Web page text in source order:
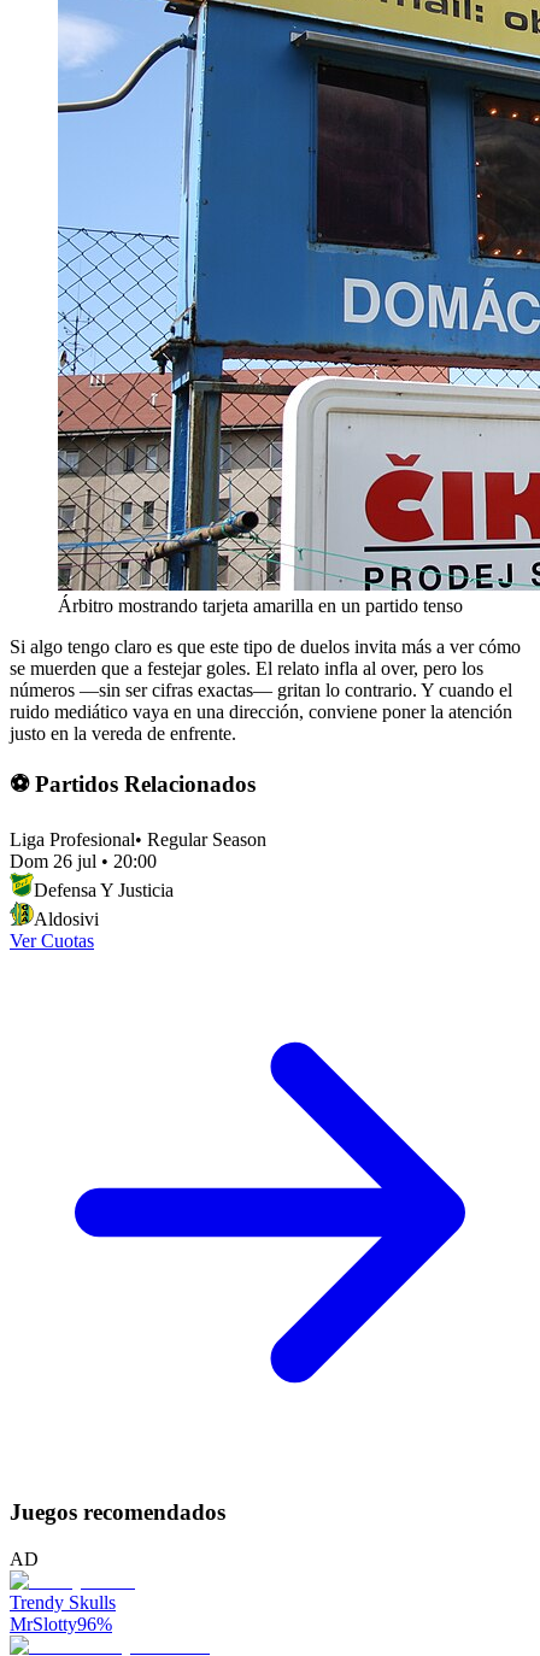
Árbitro mostrando tarjeta amarilla en un partido tenso
Si algo tengo claro es que este tipo de duelos invita más a ver cómo
se muerden que a festejar goles. El relato infla al over, pero los
números —sin ser cifras exactas— gritan lo contrario. Y cuando el
ruido mediático vaya en una dirección, conviene poner la atención
justo en la vereda de enfrente.
⚽ Partidos Relacionados
Liga Profesional• Regular Season
Dom 26 jul • 20:00
Defensa Y Justicia
Aldosivi
Ver Cuotas
Juegos recomendados
AD
Trendy Skulls
MrSlotty96%